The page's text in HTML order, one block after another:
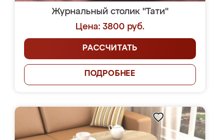
Журнальный столик "Тати"
Цена: 3800 руб.
РАССЧИТАТЬ
ПОДРОБНЕЕ